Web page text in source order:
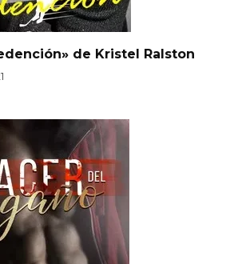
de Kristel Ralston